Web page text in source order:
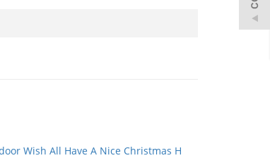
Wish All Have A Nice Christmas H